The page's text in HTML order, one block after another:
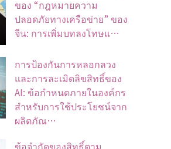
ของ “กฎหมายความ
ปลอดภัยทางเครือข่าย” ของ
จีน: การเพิ่มบทลงโทษแ…
การป้องกันการหลอกลวง
และการละเมิดลิขสิทธิ์ของ
AI: ข้อกำหนดภายในองค์กร
สำหรับการใช้ประโยชน์จาก
ผลิตภัณ…
ข้อจํากัดของสิทธิ์ตาม